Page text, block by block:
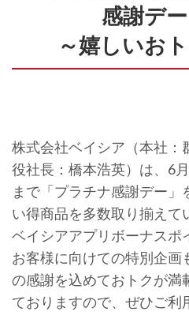
感謝デ
～嬉しいお
株式会社ベイシア（本社：
役社長：橋本浩英）は、6
まで「プラチナ感謝デー
い得商品を多数取り揃えて
ベイシアアプリボーナスポ
お客様に向けての特別企画
の感謝を込めておトクが満
ておりますので、ぜひご利